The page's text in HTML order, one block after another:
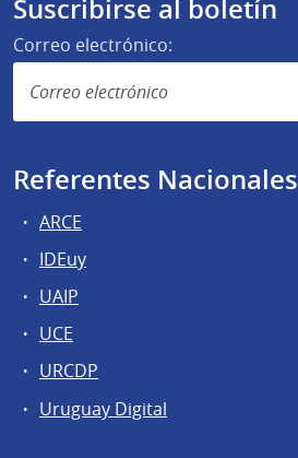
Suscribirse al boletín
Correo electrónico:
Referentes Nacionales
ARCE
IDEuy
UAIP
UCE
URCDP
Uruguay Digital